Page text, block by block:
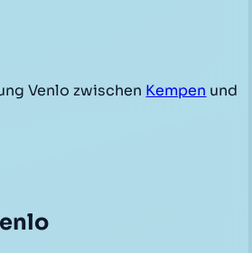
Venlo zwischen Kempen und